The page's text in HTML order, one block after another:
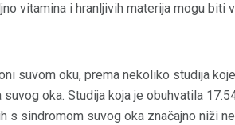
vitamina i hranljivih materija mogu biti
suvom oku, prema nekoliko studija
oka. Studija koja je obuhvatila
s sindromom suvog oka značajno niži